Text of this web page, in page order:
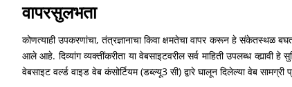
वापरसुलभता
कोणत्याही उपकरणांचा, तंत्रज्ञानाचा किवा क्षमतेचा वापर करून हे संकेतस्थळ
आले आहे. दिव्यांग व्यक्तींकरीता या वेबसाइटवरील सर्व माहिती उपलब्ध
वेबसाइट वर्ल्ड वाइड वेब कंसोर्टियम (डब्ल्यू3 सी) द्वारे घालून दिलेल्या वेब सामग्री